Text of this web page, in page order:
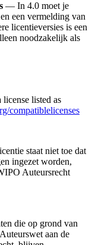
— In 4.0 moet je
een vermelding van
licentieversies is een
noodzakelijk als
listed as
compatiblelicenses
staat niet toe dat
ingezet worden,
Auteursrecht
die op grond van
aan de